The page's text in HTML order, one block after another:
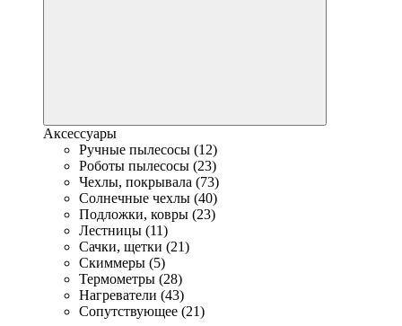
Аксессуары
Ручные пылесосы (12)
Роботы пылесосы (23)
Чехлы, покрывала (73)
Солнечные чехлы (40)
Подложки, ковры (23)
Лестницы (11)
Сачки, щетки (21)
Скиммеры (5)
Термометры (28)
Нагреватели (43)
Сопутствующее (21)